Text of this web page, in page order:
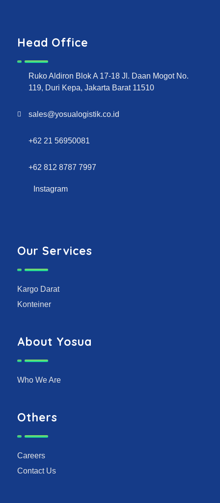
Head Office
Ruko Aldiron Blok A 17-18 Jl. Daan Mogot No.
119, Duri Kepa, Jakarta Barat 11510
sales@yosualogistik.co.id
+62 21 56950081
+62 812 8787 7997
Instagram
Our Services
Kargo Darat
Konteiner
About Yosua
Who We Are
Others
Careers
Contact Us